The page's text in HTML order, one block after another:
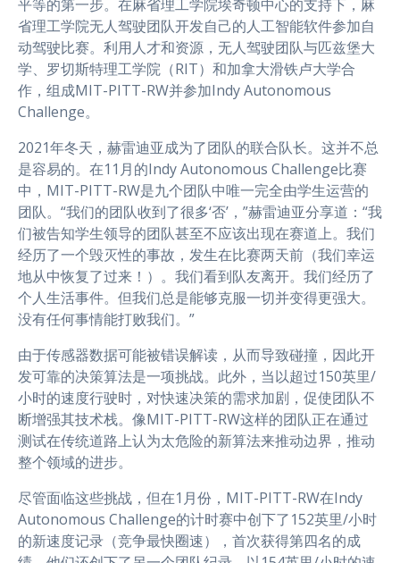
平等的第一步。在麻省理工学院埃奇顿中心的支持下，麻
省理工学院无人驾驶团队开发自己的人工智能软件参加自
动驾驶比赛。利用人才和资源，无人驾驶团队与匹兹堡大
学、罗切斯特理工学院（RIT）和加拿大滑铁卢大学合
作，组成MIT-PITT-RW并参加Indy Autonomous
Challenge。
2021年冬天，赫雷迪亚成为了团队的联合队长。这并不总
是容易的。在11月的Indy Autonomous Challenge比赛
中，MIT-PITT-RW是九个团队中唯一完全由学生运营的
团队。“我们的团队收到了很多‘否’，”赫雷迪亚分享道：“我
们被告知学生领导的团队甚至不应该出现在赛道上。我们
经历了一个毁灭性的事故，发生在比赛两天前（我们幸运
地从中恢复了过来！）。我们看到队友离开。我们经历了
个人生活事件。但我们总是能够克服一切并变得更强大。
没有任何事情能打败我们。”
由于传感器数据可能被错误解读，从而导致碰撞，因此开
发可靠的决策算法是一项挑战。此外，当以超过150英里/
小时的速度行驶时，对快速决策的需求加剧，促使团队不
断增强其技术栈。像MIT-PITT-RW这样的团队正在通过
测试在传统道路上认为太危险的新算法来推动边界，推动
整个领域的进步。
尽管面临这些挑战，但在1月份，MIT-PITT-RW在Indy
Autonomous Challenge的计时赛中创下了152英里/小时
的新速度记录（竞争最快圈速），首次获得第四名的成